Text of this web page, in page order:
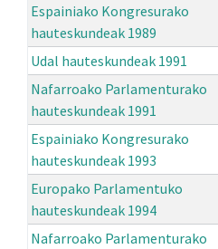
Espainiako Kongresurako
hauteskundeak 1989
Udal hauteskundeak 1991
Nafarroako Parlamenturako
hauteskundeak 1991
Espainiako Kongresurako
hauteskundeak 1993
Europako Parlamentuko
hauteskundeak 1994
Nafarroako Parlamenturako